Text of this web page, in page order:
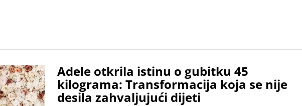
Adele otkrila istinu o gubitku 45
kilograma: Transformacija koja se nije
desila zahvaljujući dijeti